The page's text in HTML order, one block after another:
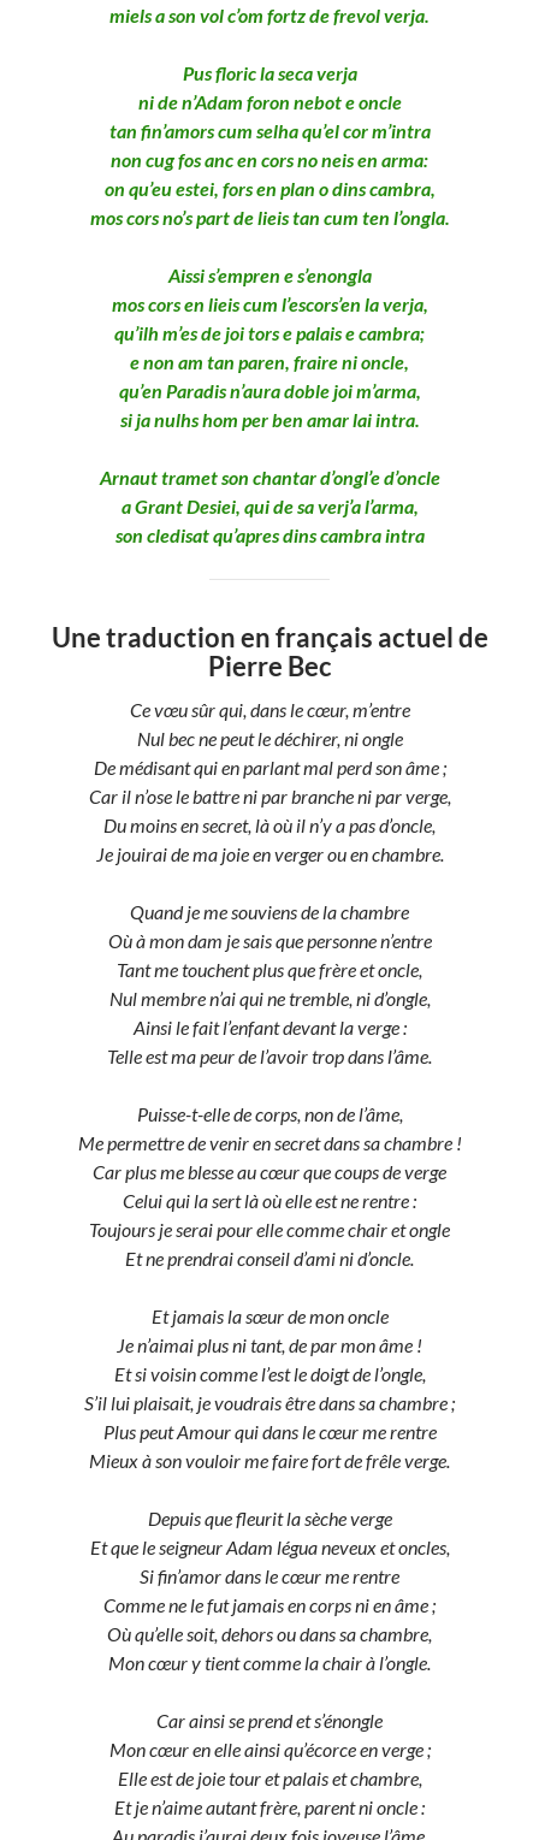
miels a son vol c’om fortz de frevol verja.
Pus floric la seca verja
ni de n’Adam foron nebot e oncle
tan fin’amors cum selha qu’el cor m’intra
non cug fos anc en cors no neis en arma:
on qu’eu estei, fors en plan o dins cambra,
mos cors no’s part de lieis tan cum ten l’ongla.
Aissi s’empren e s’enongla
mos cors en lieis cum l’escors’en la verja,
qu’ilh m’es de joi tors e palais e cambra;
e non am tan paren, fraire ni oncle,
qu’en Paradis n’aura doble joi m’arma,
si ja nulhs hom per ben amar lai intra.
Arnaut tramet son chantar d’ongl’e d’oncle
a Grant Desiei, qui de sa verj’a l’arma,
son cledisat qu’apres dins cambra intra
Une traduction en français actuel de
Pierre Bec
Ce vœu sûr qui, dans le cœur, m’entre
Nul bec ne peut le déchirer, ni ongle
De médisant qui en parlant mal perd son âme ;
Car il n’ose le battre ni par branche ni par verge,
Du moins en secret, là où il n’y a pas d’oncle,
Je jouirai de ma joie en verger ou en chambre.
Quand je me souviens de la chambre
Où à mon dam je sais que personne n’entre
Tant me touchent plus que frère et oncle,
Nul membre n’ai qui ne tremble, ni d’ongle,
Ainsi le fait l’enfant devant la verge :
Telle est ma peur de l’avoir trop dans l’âme.
Puisse-t-elle de corps, non de l’âme,
Me permettre de venir en secret dans sa chambre !
Car plus me blesse au cœur que coups de verge
Celui qui la sert là où elle est ne rentre :
Toujours je serai pour elle comme chair et ongle
Et ne prendrai conseil d’ami ni d’oncle.
Et jamais la sœur de mon oncle
Je n’aimai plus ni tant, de par mon âme !
Et si voisin comme l’est le doigt de l’ongle,
S’il lui plaisait, je voudrais être dans sa chambre ;
Plus peut Amour qui dans le cœur me rentre
Mieux à son vouloir me faire fort de frêle verge.
Depuis que fleurit la sèche verge
Et que le seigneur Adam légua neveux et oncles,
Si fin’amor dans le cœur me rentre
Comme ne le fut jamais en corps ni en âme ;
Où qu’elle soit, dehors ou dans sa chambre,
Mon cœur y tient comme la chair à l’ongle.
Car ainsi se prend et s’énongle
Mon cœur en elle ainsi qu’écorce en verge ;
Elle est de joie tour et palais et chambre,
Et je n’aime autant frère, parent ni oncle :